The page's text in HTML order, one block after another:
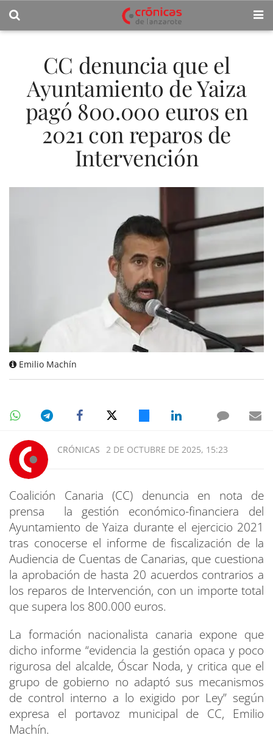
CC denuncia que el
Ayuntamiento de Yaiza
pagó 800.000 euros en
2021 con reparos de
Intervención
Emilio Machín
CRÓNICAS 2 DE OCTUBRE DE 2025, 15:23
Coalición Canaria (CC) denuncia en nota de
prensa la gestión económico-financiera del
Ayuntamiento de Yaiza durante el ejercicio 2021
tras conocerse el informe de fiscalización de la
Audiencia de Cuentas de Canarias, que cuestiona
la aprobación de hasta 20 acuerdos contrarios a
los reparos de Intervención, con un importe total
que supera los 800.000 euros.
La formación nacionalista canaria expone que
dicho informe “evidencia la gestión opaca y poco
rigurosa del alcalde, Óscar Noda, y critica que el
grupo de gobierno no adaptó sus mecanismos
de control interno a lo exigido por Ley” según
expresa el portavoz municipal de CC, Emilio
Machín.